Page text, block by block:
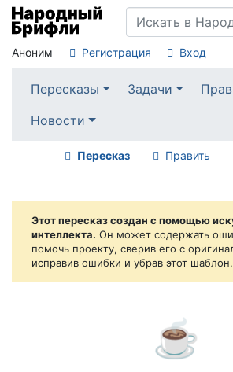
Аноним Регистрация Вход
Пересказы Задачи
Новости
Пересказ Править
Этот пересказ создан с помощью
интеллекта. Он может содержать
помочь проекту, сверив его с
исправив ошибки и убрав этот шаблон.
☕